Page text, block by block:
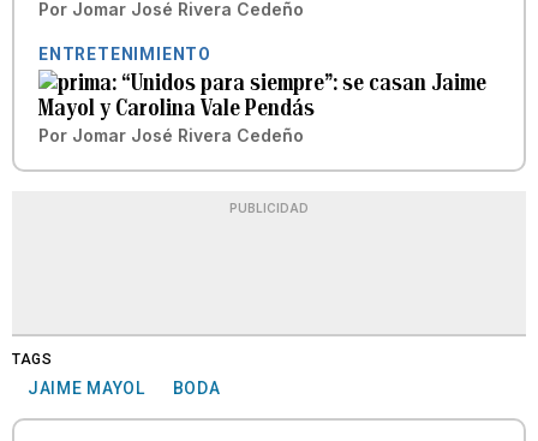
Por Jomar José Rivera Cedeño
ENTRETENIMIENTO
“Unidos para siempre”: se casan Jaime
Mayol y Carolina Vale Pendás
Por Jomar José Rivera Cedeño
PUBLICIDAD
TAGS
JAIME MAYOL BODA